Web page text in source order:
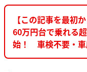
【この記事を最初か
60万円台で乗れる
始！ 車検不要・車